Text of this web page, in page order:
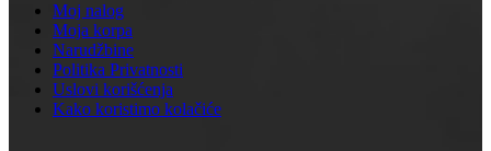
Moj nalog
Moja korpa
Narudžbine
Politika Privatnosti
Uslovi korišćenja
Kako koristimo kolačiće